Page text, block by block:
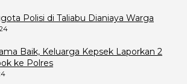
Polisi di Taliabu Dianiaya Warga
Baik, Keluarga Kepsek Laporkan 2
ke Polres